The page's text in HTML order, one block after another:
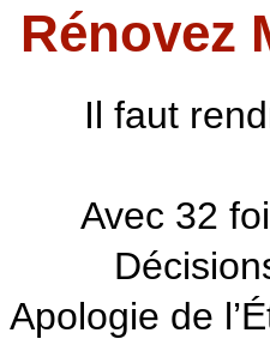
Rénovez
Il faut
Avec 32
Apologie de